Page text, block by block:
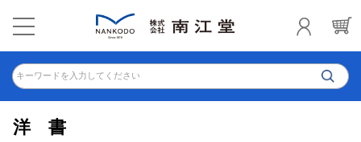
キーワードを入力してください
洋書